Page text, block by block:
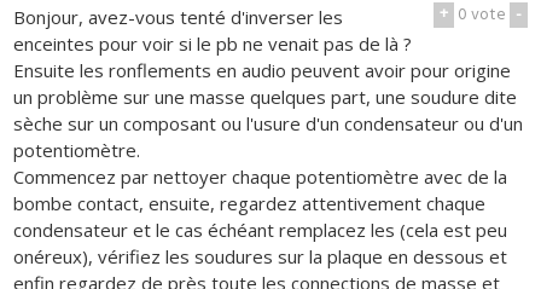
+ 0vote -
Bonjour, avez-vous tenté d'inverser les
enceintes pour voir si le pb ne venait pas de là ?
Ensuite les ronflements en audio peuvent avoir pour origine
un problème sur une masse quelques part, une soudure dite
sèche sur un composant ou l'usure d'un condensateur ou d'un
potentiomètre.
Commencez par nettoyer chaque potentiomètre avec de la
bombe contact, ensuite, regardez attentivement chaque
condensateur et le cas échéant remplacez les (cela est peu
onéreux), vérifiez les soudures sur la plaque en dessous et
enfin regardez de près toute les connections de masse et